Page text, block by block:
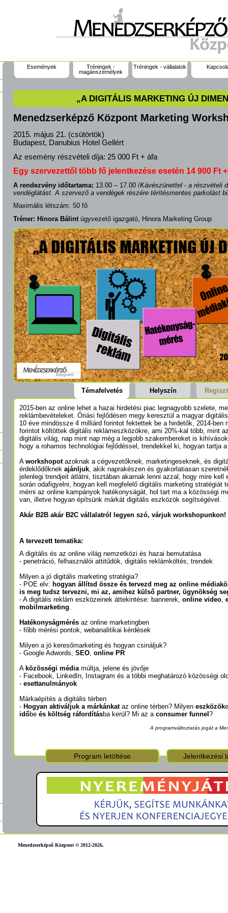
Események
Tréningek -
magánszemélyek
Tréningek - vállalatok
„A DIGITÁLIS MARKETING ÚJ
Menedzserképző Központ Marketing
2015. május 21. (csütörtök)
Budapest, Danubius Hotel Gellért
Az esemény részvételi díja: 25 000 Ft + áfa
Egy szervezettől több fő jelentkezése esetén 14 900 Ft
A rendezvény időtartama: 13.00 – 17.00 /Kávészünettel - a részvételi
vendéglátást. A szervező a vendégek részére térítésmentes parkolást
Maximális létszám: 50 fő
Tréner: Hinora Bálint ügyvezető igazgató, Hinora Marketing Group
Témafelvetés Helyszín
2015-ben az online lehet a hazai hirdetési piac legnagyobb szelete,
reklámbevételeket. Óriási fejlődésen megy keresztül a magyar
10 éve mindössze 4 milliárd forintot fektettek be a hirdetők, 2014-ben
forintot költöttek digitális reklámeszközökre, ami 20%-kal több, mint
digitális világ, nap mint nap még a legjobb szakembereket is
hogy a rohamos technológiai fejlődéssel, trendekkel ki, hogyan tartja
A workshopotazoknak a cégvezetőknek, marketingeseknek, és
érdeklődőknek ajánljuk, akik naprakészen és gyakorlatiasan
jelenlegi trendjeit átlátni, tisztában akarnak lenni azzal, hogy mire kell
során odafigyelni, hogyan kell megfelelő digitális marketing stratégiát
mérni az online kampányok hatékonyságát, hol tart ma a közösségi
van, illetve hogyan építsünk márkát digitális eszközök segítségével.
Akár B2B akár B2C vállalatról legyen szó, várjuk workshopunkon!
A tervezett tematika:
A digitális és az online világ nemzetközi és hazai bemutatása
- penetráció, felhasználói attitűdök, digitális reklámköltés, trendek
Milyen a jó digitális marketing stratégia?
- POE elv: hogyan állítsd össze és tervezd meg az online
is meg tudsz tervezni, mi az, amihez külső partner, ügynökség
- A digitális reklám eszközeinek áttekintése: bannerek, online video,
mobilmarketing.
Hatékonyságmérés az online marketingben
- főbb mérési pontok, webanalitikai kérdések
Milyen a jó keresőmarketing és hogyan csináljuk?
- Google Adwords, SEO, online PR
A közösségi médiamúltja, jelene és jövője
- Facebook, LinkedIn, Instagram és a többi meghatározó közösségi
- esettanulmányok
Márkaépítés a digitális térben
- Hogyan aktiváljuk a márkánkataz online térben? Milyen eszközök
időbe és költség ráfordításba kerül? Mi az a consumer funnel ?
A programváltoztatás jogát a
Program letöltése Jelentkezési
Menedzserképző Központ © 2012-2026.